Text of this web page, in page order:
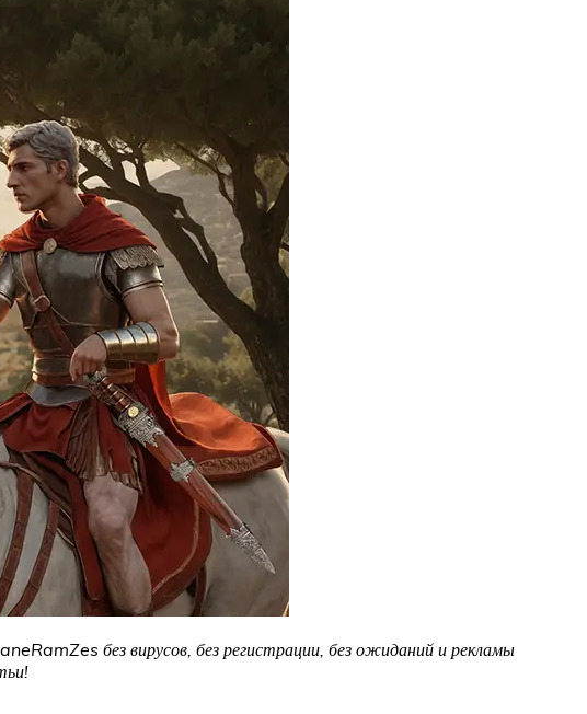
без вирусов, без регистрации, без ожиданий и рекламы